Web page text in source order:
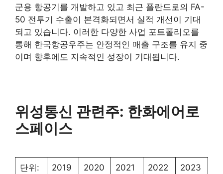
군용 항공기를 개발하고 있고 최근 폴란드로의 FA-
50 전투기 수출이 본격화되면서 실적 개선이 기대
되고 있습니다. 이러한 다양한 사업 포트폴리오를
통해 한국항공우주는 안정적인 매출 구조를 유지 중
이며 향후에도 지속적인 성장이 기대됩니다​​.
위성통신 관련주: 한화에어로
스페이스
단위:
2019
2020
2021
2022
2023